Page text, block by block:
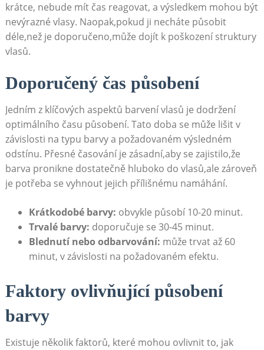
krátce, nebude mít čas reagovat,​ a výsledkem mohou být
nevýrazné vlasy. Naopak,pokud ji necháte působit
déle,než je doporučeno,může dojít k poškození struktury
vlasů.
Doporučený čas ‌působení
Jedním z klíčových aspektů barvení vlasů je dodržení
optimálního času působení. Tato doba se⁤ může lišit⁣ v
závislosti na‍ typu ⁢barvy a požadovaném výsledném
odstínu. Přesné časování je zásadní,aby se​ zajistilo,že
barva pronikne dostatečně hluboko do⁤ vlasů,ale⁣ zároveň
je potřeba​ se vyhnout ​jejich přílišnému namáhání.
Krátkodobé barvy: obvykle působí 10-20 minut.
Trvalé barvy: ​doporučuje se 30-45 minut.
Blednutí nebo odbarvování: může trvat až 60 ​
minut, v závislosti na požadovaném⁣ efektu.
Faktory ovlivňující působení
barvy
Existuje několik ‍faktorů, které mohou ovlivnit to, jak